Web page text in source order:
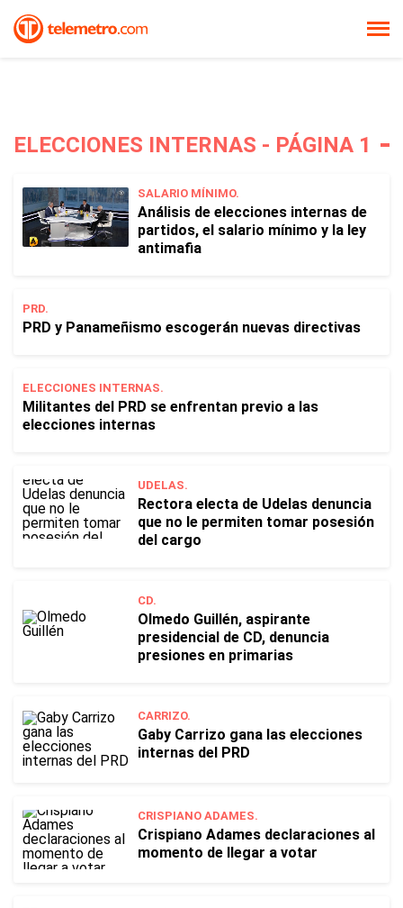
ELECCIONES INTERNAS - PÁGINA 1
SALARIO MÍNIMO.
Análisis de elecciones internas de
partidos, el salario mínimo y la ley
antimafia
PRD.
PRD y Panameñismo escogerán nuevas directivas
ELECCIONES INTERNAS.
Militantes del PRD se enfrentan previo a las
elecciones internas
UDELAS.
Rectora electa de Udelas denuncia
que no le permiten tomar posesión
del cargo
CD.
Olmedo Guillén, aspirante
presidencial de CD, denuncia
presiones en primarias
CARRIZO.
Gaby Carrizo gana las elecciones
internas del PRD
CRISPIANO ADAMES.
Crispiano Adames declaraciones al
momento de llegar a votar